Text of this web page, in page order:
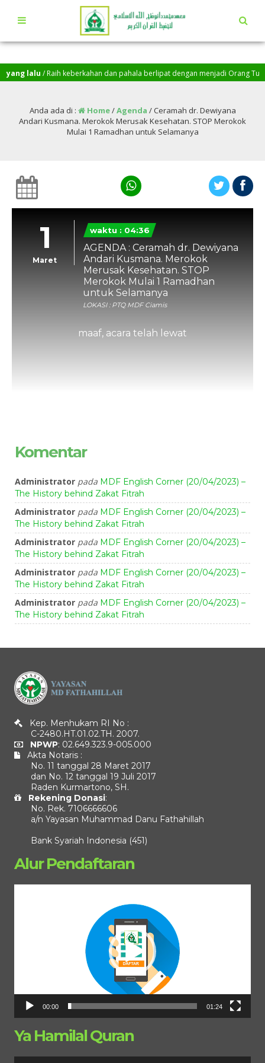
lalu/ Raih keberkahan dan pahala berlipat dengan menjadi Orang Tua
Danu Fathahillah, Baarakallah…
Anda ada di : Home/Agenda / Ceramah dr. Dewiyana
Andari Kusmana. Merokok Merusak Kesehatan. STOP Merokok
Mulai 1 Ramadhan untuk Selamanya
1
Maret
waktu : 04:36
AGENDA : Ceramah dr. Dewiyana
Andari Kusmana. Merokok
Merusak Kesehatan. STOP
Merokok Mulai 1 Ramadhan
untuk Selamanya
LOKASI : PTQ MDF Ciamis
maaf, acara telah lewat
Komentar
Administrator pada MDF English Corner (20/04/2023) –
The History behind Zakat Fitrah
Administrator pada MDF English Corner (20/04/2023) –
The History behind Zakat Fitrah
Administrator pada MDF English Corner (20/04/2023) –
The History behind Zakat Fitrah
Administrator pada MDF English Corner (20/04/2023) –
The History behind Zakat Fitrah
Administrator pada MDF English Corner (20/04/2023) –
The History behind Zakat Fitrah
Kep. Menhukam RI No :
C-2480.HT.01.02.TH. 2007.
NPWP: 02.649.323.9-005.000
Akta Notaris :
No. 11 tanggal 28 Maret 2017
dan No. 12 tanggal 19 Juli 2017
Raden Kurmartono, SH.
Rekening Donasi:
No. Rek. 7106666606
a/n Yayasan Muhammad Danu Fathahillah
Bank Syariah Indonesia (451)
Alur Pendaftaran
00:00 01:24
Ya Hamilal Quran